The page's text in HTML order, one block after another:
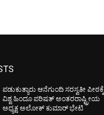
ಪಡುಕುತ್ಯಾರು ಆನೆಗುಂದಿ ಸರಸ್ವತೀ ಪೀಠಕ್ಕೆ
ವಿಶ್ವ ಹಿಂದೂ ಪರಿಷತ್ ಅಂತರರಾಷ್ಟ್ರೀಯ
ಅಧ್ಯಕ್ಷ ಅಲೋಕ್ ಕುಮಾರ್ ಭೇಟಿ